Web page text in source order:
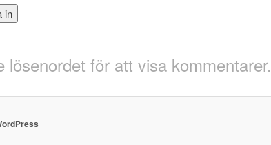
för att visa kommentarer.